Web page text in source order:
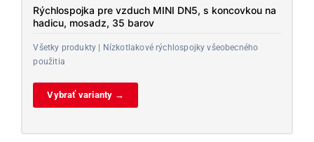
Rýchlospojka pre vzduch MINI DN5, s koncovkou na
hadicu, mosadz, 35 barov
Všetky produkty | Nízkotlakové rýchlospojky všeobecného
použitia
Vybrať varianty →